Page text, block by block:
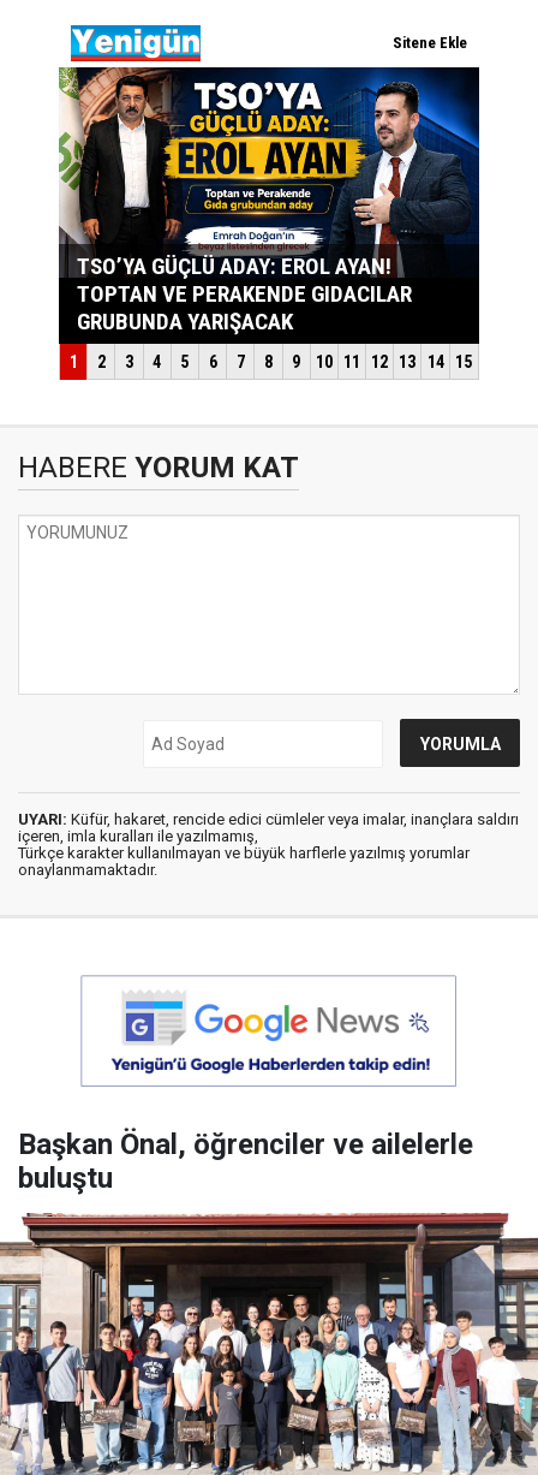
HABERE YORUM KAT
UYARI: Küfür, hakaret, rencide edici cümleler veya imalar, inançlara saldırı
içeren, imla kuralları ile yazılmamış,
Türkçe karakter kullanılmayan ve büyük harflerle yazılmış yorumlar
onaylanmamaktadır.
Başkan Önal, öğrenciler ve ailelerle
buluştu